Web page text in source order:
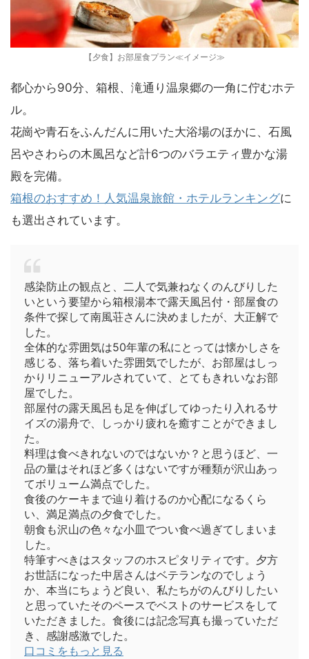
【夕食】お部屋食プラン≪イメージ≫
都心から90分、箱根、滝通り温泉郷の一角に佇むホテ
ル。
花崗や青石をふんだんに用いた大浴場のほかに、石風
呂やさわらの木風呂など計6つのバラエティ豊かな湯
殿を完備。
箱根のおすすめ！人気温泉旅館・ホテルランキングに
も選出されています。
感染防止の観点と、二人で気兼ねなくのんびりした
いという要望から箱根湯本で露天風呂付・部屋食の
条件で探して南風荘さんに決めましたが、大正解で
した。
全体的な雰囲気は50年輩の私にとっては懐かしさを
感じる、落ち着いた雰囲気でしたが、お部屋はしっ
かりリニューアルされていて、とてもきれいなお部
屋でした。
部屋付の露天風呂も足を伸ばしてゆったり入れるサ
イズの湯舟で、しっかり疲れを癒すことができまし
た。
料理は食べきれないのではないか？と思うほど、一
品の量はそれほど多くはないですが種類が沢山あっ
てボリューム満点でした。
食後のケーキまで辿り着けるのか心配になるくら
い、満足満点の夕食でした。
朝食も沢山の色々な小皿でつい食べ過ぎてしまいま
した。
特筆すべきはスタッフのホスピタリティです。夕方
お世話になった中居さんはベテランなのでしょう
か、本当にちょうど良い、私たちがのんびりしたい
と思っていたそのペースでベストのサービスをして
いただきました。食後には記念写真も撮っていただ
き、感謝感激でした。
口コミをもっと見る